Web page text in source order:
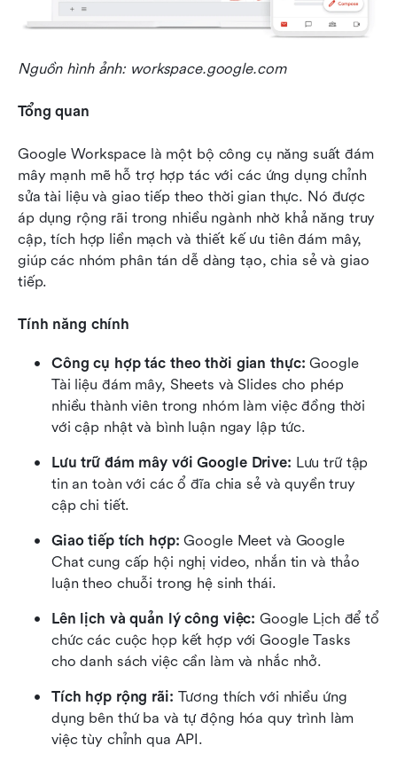
Nguồn hình ảnh: workspace.google.com
Tổng quan
Google Workspace là một bộ công cụ năng suất đám
mây mạnh mẽ hỗ trợ hợp tác với các ứng dụng chỉnh
sửa tài liệu và giao tiếp theo thời gian thực. Nó được
áp dụng rộng rãi trong nhiều ngành nhờ khả năng truy
cập, tích hợp liền mạch và thiết kế ưu tiên đám mây,
giúp các nhóm phân tán dễ dàng tạo, chia sẻ và giao
tiếp.
Tính năng chính
Công cụ hợp tác theo thời gian thực: Google
Tài liệu đám mây, Sheets và Slides cho phép
nhiều thành viên trong nhóm làm việc đồng thời
với cập nhật và bình luận ngay lập tức.
Lưu trữ đám mây với Google Drive: Lưu trữ tập
tin an toàn với các ổ đĩa chia sẻ và quyền truy
cập chi tiết.
Giao tiếp tích hợp: Google Meet và Google
Chat cung cấp hội nghị video, nhắn tin và thảo
luận theo chuỗi trong hệ sinh thái.
Lên lịch và quản lý công việc: Google Lịch để tổ
chức các cuộc họp kết hợp với Google Tasks
cho danh sách việc cần làm và nhắc nhở.
Tích hợp rộng rãi: Tương thích với nhiều ứng
dụng bên thứ ba và tự động hóa quy trình làm
việc tùy chỉnh qua API.